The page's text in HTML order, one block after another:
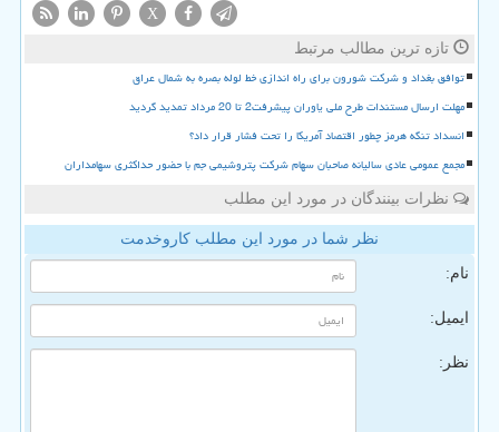
X
تازه ترین مطالب مرتبط
توافق بغداد و شرکت شورون برای راه اندازی خط لوله بصره به شمال عراق
مهلت ارسال مستندات طرح ملی یاوران پیشرفت2 تا 20 مرداد تمدید گردید
انسداد تنگه هرمز چطور اقتصاد آمریکا را تحت فشار قرار داد؟
مجمع عمومی عادی سالیانه صاحبان سهام شرکت پتروشیمی جم با حضور حداکثری سهامداران
نظرات بینندگان در مورد این مطلب
نظر شما در مورد این مطلب کاروخدمت
نام:
ایمیل:
نظر: